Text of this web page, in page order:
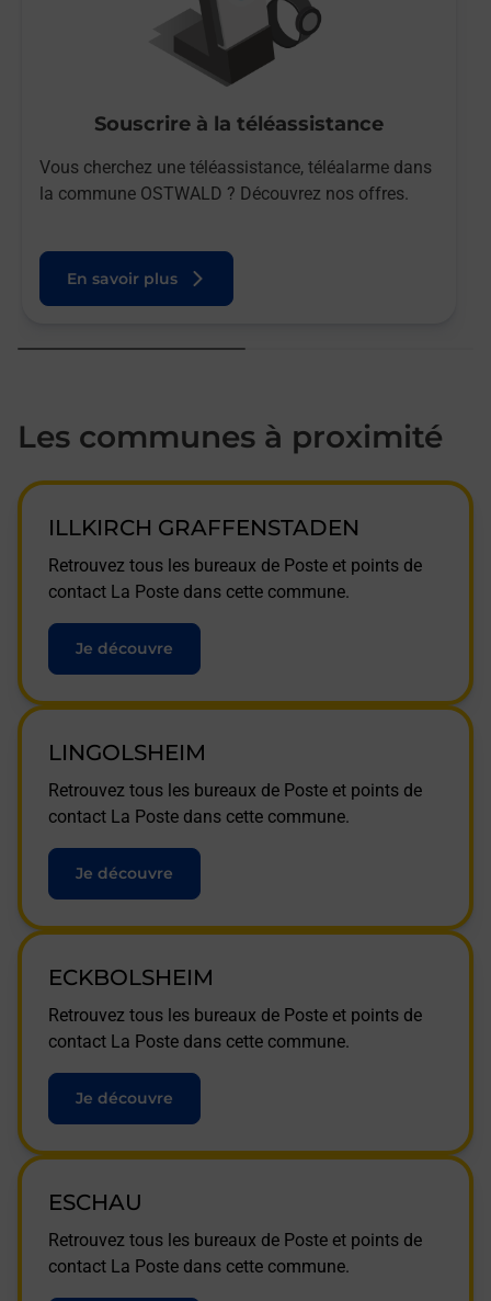
Souscrire à la téléassistance
Vous cherchez une téléassistance, téléalarme dans
la commune OSTWALD ? Découvrez nos offres.
En savoir plus
Les communes à proximité
ILLKIRCH GRAFFENSTADEN
Retrouvez tous les bureaux de Poste et points de
contact La Poste dans cette commune.
Je découvre
LINGOLSHEIM
Retrouvez tous les bureaux de Poste et points de
contact La Poste dans cette commune.
Je découvre
ECKBOLSHEIM
Retrouvez tous les bureaux de Poste et points de
contact La Poste dans cette commune.
Je découvre
ESCHAU
Retrouvez tous les bureaux de Poste et points de
contact La Poste dans cette commune.